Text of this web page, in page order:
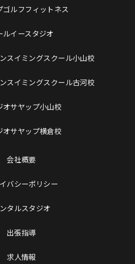
ゴルフフィットネス
ルイースタジオ
スイミングスクール小山校
スイミングスクール古河校
オサヤップ小山校
オサヤップ横倉校
会社概要
バシーポリシー
タルスタジオ
出張指導
求人情報